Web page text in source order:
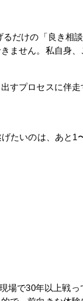
だけの「良き相
ません。私自身
すプロセスに伴走
たいのは、あと1
場で30年以上戦